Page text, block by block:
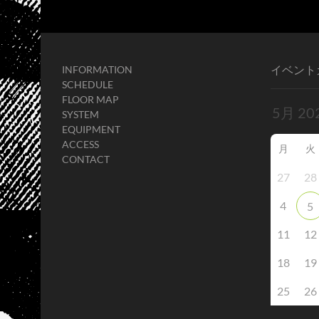
INFORMATION
SCHEDULE
FLOOR MAP
SYSTEM
EQUIPMENT
ACCESS
CONTACT
イベン
月 火
27 28
4 5
11 12
18 19
25 26